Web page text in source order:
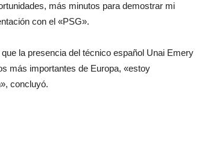
más minutos para demostrar mi
con el «PSG».
la presencia del técnico español Unai Emery
más importantes de Europa, «estoy
concluyó.